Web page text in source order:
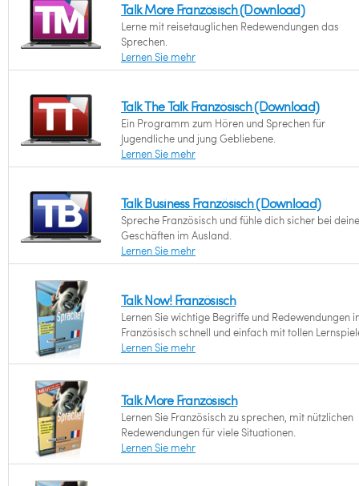
Talk More Französisch (Download)
Lerne mit reisetauglichen Redewendungen das
Sprechen.
Lernen Sie mehr
Talk The Talk Französisch (Download)
Ein Programm zum Hören und Sprechen für
Jugendliche und jung Gebliebene.
Lernen Sie mehr
Talk Business Französisch (Download)
Spreche Französisch und fühle dich sicher bei
Geschäften im Ausland.
Lernen Sie mehr
Talk Now! Französisch
Lernen Sie wichtige Begriffe und Redewendungen
Französisch schnell und einfach mit tollen
Lernen Sie mehr
Talk More Französisch
Lernen Sie Französisch zu sprechen, mit nützlichen
Redewendungen für viele Situationen.
Lernen Sie mehr